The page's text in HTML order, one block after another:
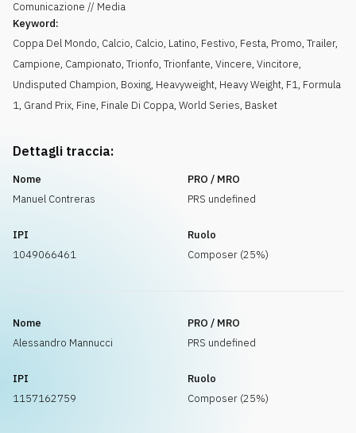
Comunicazione // Media
Keyword:
Coppa Del Mondo, Calcio, Calcio, Latino, Festivo, Festa, Promo, Trailer,
Campione, Campionato, Trionfo, Trionfante, Vincere, Vincitore,
Undisputed Champion, Boxing, Heavyweight, Heavy Weight, F1, Formula
1, Grand Prix, Fine, Finale Di Coppa, World Series, Basket
Dettagli traccia:
Nome
Manuel Contreras
PRO / MRO
PRS undefined
IPI
1049066461
Ruolo
Composer (25%)
Nome
Alessandro Mannucci
PRO / MRO
PRS undefined
IPI
1157162759
Ruolo
Composer (25%)